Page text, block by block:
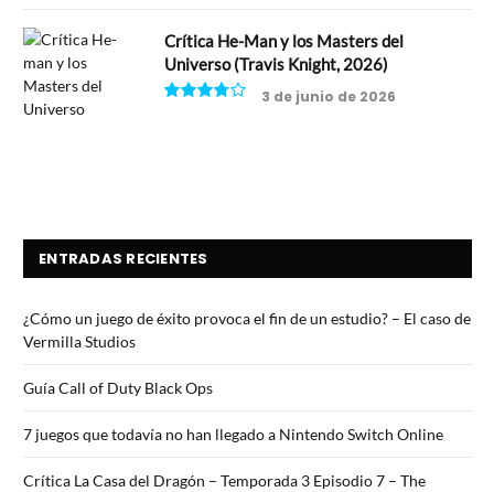
Crítica He-Man y los Masters del
Universo (Travis Knight, 2026)
3 de junio de 2026
ENTRADAS RECIENTES
¿Cómo un juego de éxito provoca el fin de un estudio? – El caso de
Vermilla Studios
Guía Call of Duty Black Ops
7 juegos que todavía no han llegado a Nintendo Switch Online
Crítica La Casa del Dragón – Temporada 3 Episodio 7 – The